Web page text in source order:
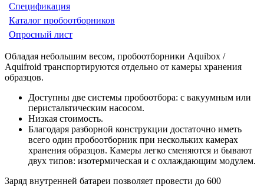
Спецификация
Каталог пробоотборников
Опросный лист
Обладая небольшим весом, пробоотборники Aquibox /
Aquifroid транспортируются отдельно от камеры хранения
образцов.
Доступны две системы пробоотбора: с вакуумным или
перистальтическим насосом.
Низкая стоимость.
Благодаря разборной конструкции достаточно иметь
всего один пробоотборник при нескольких камерах
хранения образцов. Камеры легко сменяются и бывают
двух типов: изотермическая и с охлаждающим модулем.
Заряд внутренней батареи позволяет провести до 600